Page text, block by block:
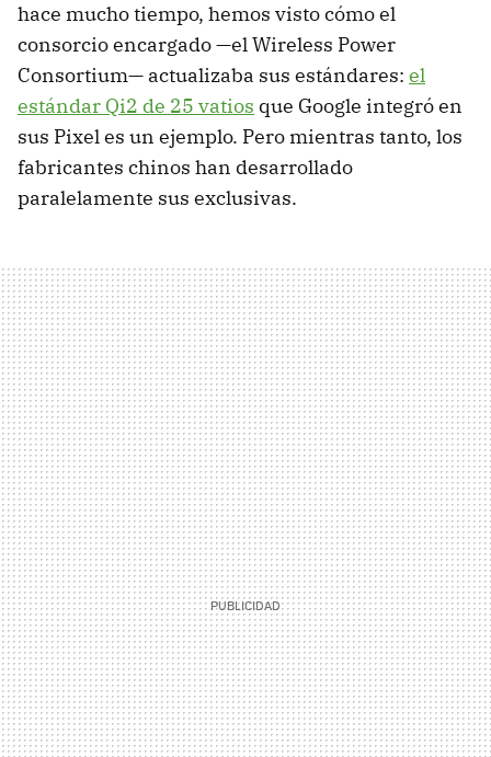
hace mucho tiempo, hemos visto cómo el
consorcio encargado —el Wireless Power
Consortium— actualizaba sus estándares: el
estándar Qi2 de 25 vatios que Google integró en
sus Pixel es un ejemplo. Pero mientras tanto, los
fabricantes chinos han desarrollado
paralelamente sus exclusivas.